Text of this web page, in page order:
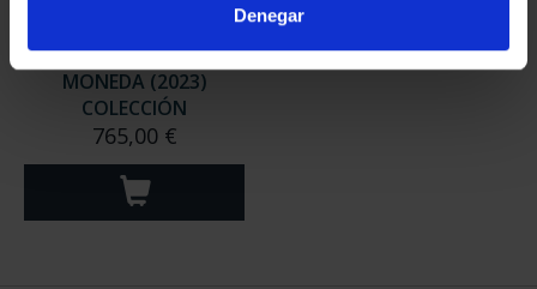
Denegar
JOYAS MUSEO CASA
MONEDA (2023)
COLECCIÓN
765,00 €